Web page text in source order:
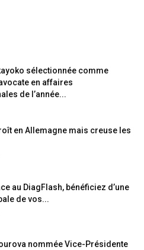
sélectionnée comme
en affaires
de l’année...
en Allemagne mais creuse les
au DiagFlash, bénéficiez d’une
de vos...
nommée Vice-Présidente